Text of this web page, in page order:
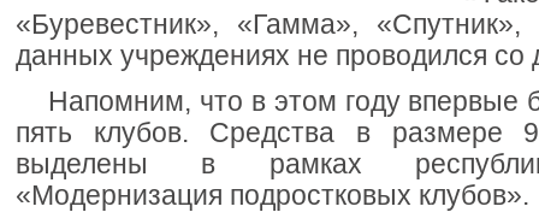
«Буревестник», «Гамма»,
данных учреждениях не проводился со
Напомним, что в этом году впервые
пять клубов. Средства в размере
выделены в рамках
«Модернизация подростковых клубов».